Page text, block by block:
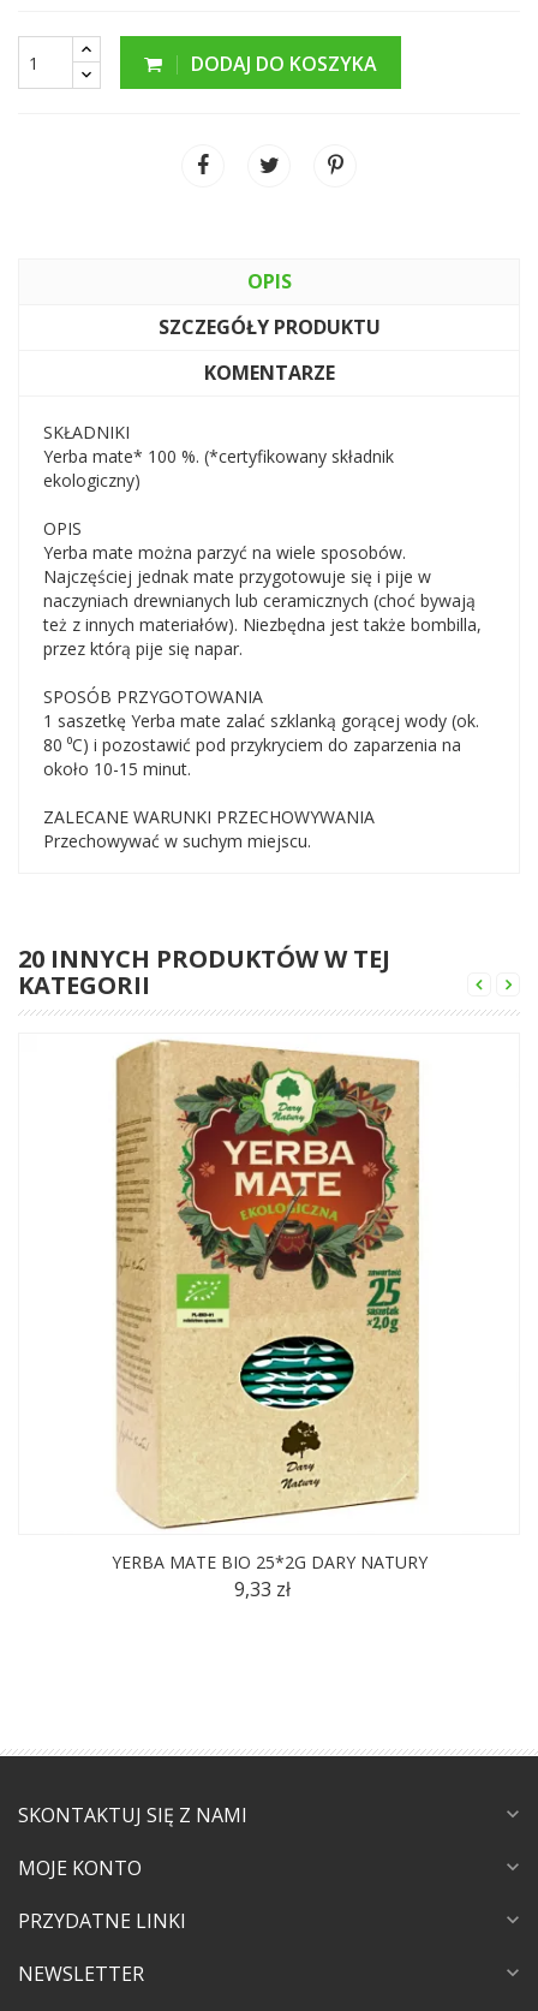
DODAJ DO KOSZYKA
OPIS
SZCZEGÓŁY PRODUKTU
KOMENTARZE
SKŁADNIKI
Yerba mate* 100 %. (*certyfikowany składnik
ekologiczny)
OPIS
Yerba mate można parzyć na wiele sposobów.
Najczęściej jednak mate przygotowuje się i pije w
naczyniach drewnianych lub ceramicznych (choć bywają
też z innych materiałów). Niezbędna jest także bombilla,
przez którą pije się napar.
SPOSÓB PRZYGOTOWANIA
1 saszetkę Yerba mate zalać szklanką gorącej wody (ok.
80 ⁰C) i pozostawić pod przykryciem do zaparzenia na
około 10-15 minut.
ZALECANE WARUNKI PRZECHOWYWANIA
Przechowywać w suchym miejscu.
20 INNYCH PRODUKTÓW W TEJ
KATEGORII
YERBA MATE BIO 25*2G DARY NATURY
9,33 zł
SKONTAKTUJ SIĘ Z NAMI expand_more
MOJE KONTO expand_more
PRZYDATNE LINKI expand_more
NEWSLETTER expand_more